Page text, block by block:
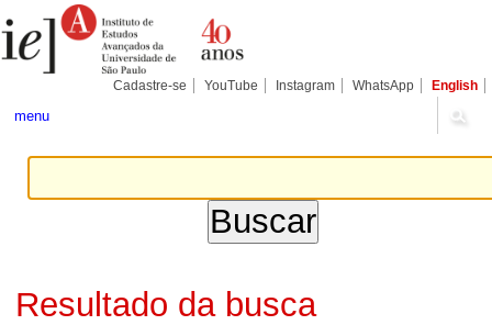
para
conteúdo.
Pessoais
Cadastre-se YouTube Instagram WhatsApp English
menu
Resultado da busca